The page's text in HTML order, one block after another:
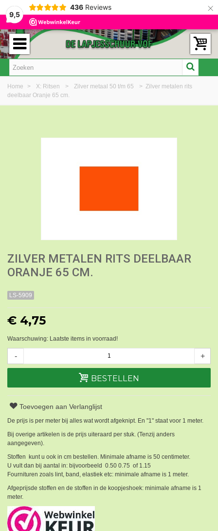
9,5
436 Reviews ×
Home > X: Ritsen > Zilver metaal 50 t/m 65 > Zilver metalen rits
deelbaar Oranje 65 cm.
ZILVER METALEN RITS DEELBAAR
ORANJE 65 CM.
LS-5909
€ 4,75
Waarschuwing: Laatste items in voorraad!
- +
BESTELLEN
Toevoegen aan Verlanglijst
De prijs is per meter bij alles wat wordt afgeknipt. En "1" staat voor 1 meter.
Bij overige artikelen is de prijs uiteraard per stuk. (Tenzij anders
aangegeven).
Stoffen kunt u ook in cm bestellen. Minimale afname is 50 centimeter.
U vult dan bij aantal in: bijvoorbeeld 0.50 0.75 of 1.15
Fournituren zoals lint, band, elastiek etc: minimale afname is 1 meter.
Afgeprijsde stoffen en de stoffen in de koopjeshoek: minimale afname is 1
meter.